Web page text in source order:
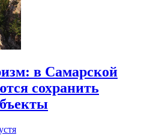
в Самарской
сохранить